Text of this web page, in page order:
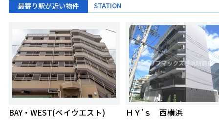
最寄り駅が近い物件 STATION
BAY・WEST(ベイウエスト)
ＨＹ’ｓ 西横浜